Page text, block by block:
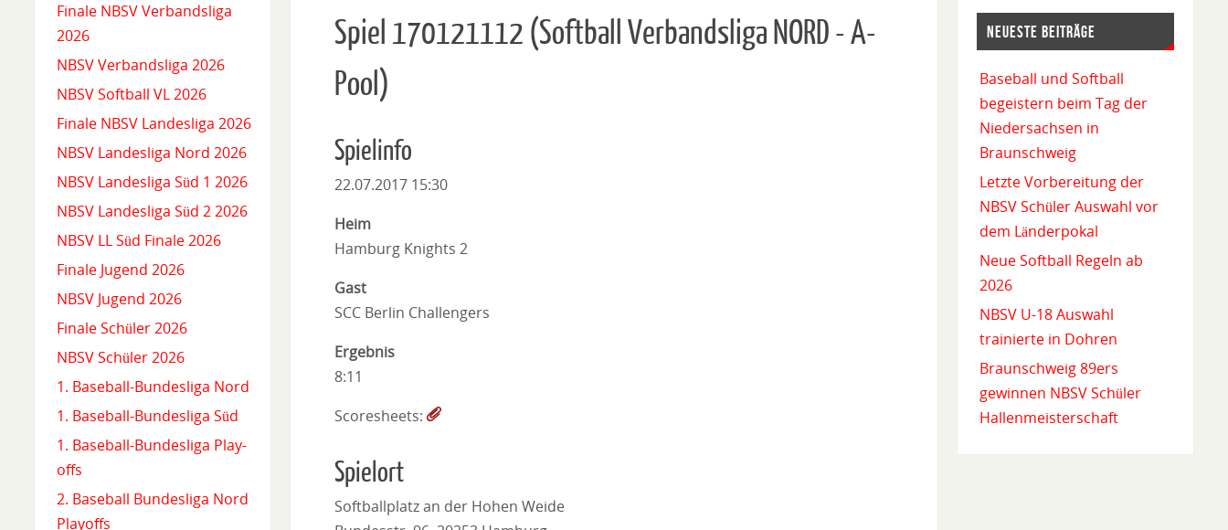
Spiel 170121112 (Softball Verbandsliga NORD - A-
Pool)
Spielinfo
22.07.2017 15:30
Heim
Hamburg Knights 2
Gast
SCC Berlin Challengers
Ergebnis
8:11
Scoresheets:
Spielort
Softballplatz an der Hohen Weide
Finale NBSV Verbandsliga
2026
NBSV Verbandsliga 2026
NBSV Softball VL 2026
Finale NBSV Landesliga 2026
NBSV Landesliga Nord 2026
NBSV Landesliga Süd 1 2026
NBSV Landesliga Süd 2 2026
NBSV LL Süd Finale 2026
Finale Jugend 2026
NBSV Jugend 2026
Finale Schüler 2026
NBSV Schüler 2026
1. Baseball-Bundesliga Nord
1. Baseball-Bundesliga Süd
1. Baseball-Bundesliga Play-
offs
2. Baseball Bundesliga Nord
Playoffs
NEUESTE BEITRÄGE
Baseball und Softball
begeistern beim Tag der
Niedersachsen in
Braunschweig
Letzte Vorbereitung der
NBSV Schüler Auswahl vor
dem Länderpokal
Neue Softball Regeln ab
2026
NBSV U-18 Auswahl
trainierte in Dohren
Braunschweig 89ers
gewinnen NBSV Schüler
Hallenmeisterschaft